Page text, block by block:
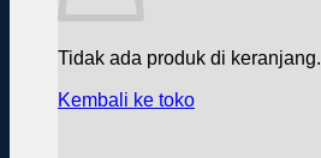
Tidak ada produk di keranjang.
Kembali ke toko